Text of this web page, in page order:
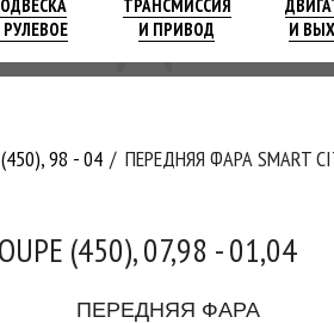
РУЛЕВОЕ
ТРАНСМИССИЯ
И ПРИВОД
И
(450), 98 - 04
ПЕРЕДНЯЯ ФАРА SMART
(450), 07,98 - 01,04
ПЕРЕДНЯЯ ФАРА